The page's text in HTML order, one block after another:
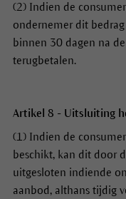
(2) Indien de
ondernemer dit
binnen 30 dagen na
terugbetalen.
Artikel 8 - Uitsluiting
(1) Indien de
beschikt, kan dit door
uitgesloten indiende
aanbod, althans tijdig